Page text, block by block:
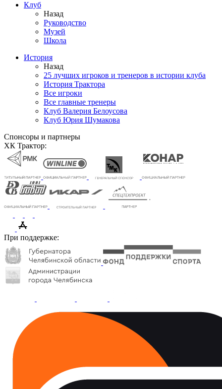
Клуб
Назад
Руководство
Музей
Школа
История
Назад
25 лучших игроков и тренеров в истории клуба
История Трактора
Все игроки
Все главные тренеры
Клуб Валерия Белоусова
Клуб Юрия Шумакова
Спонсоры и партнеры
ХК Трактор:
При поддержке: